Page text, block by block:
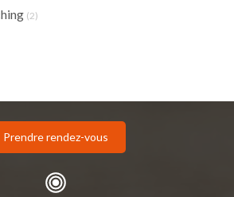
(2)
Prendre rendez-vous